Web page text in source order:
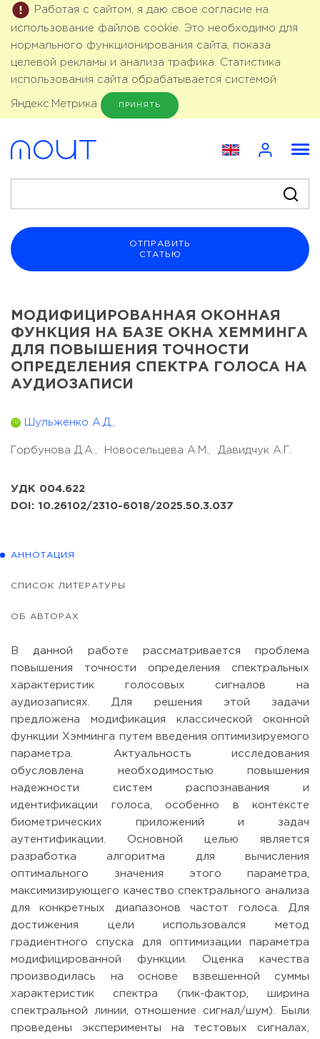
Работая с сайтом, я даю свое согласие на
использование файлов cookie. Это необходимо для
нормального функционирования сайта, показа
целевой рекламы и анализа трафика. Статистика
использования сайта обрабатывается системой
Яндекс.Метрика ПРИНЯТЬ
ОТПРАВИТЬ
СТАТЬЮ
МОДИФИЦИРОВАННАЯ ОКОННАЯ
ФУНКЦИЯ НА БАЗЕ ОКНА ХЕММИНГА
ДЛЯ ПОВЫШЕНИЯ ТОЧНОСТИ
ОПРЕДЕЛЕНИЯ СПЕКТРА ГОЛОСА НА
АУДИОЗАПИСИ
ID Шульженко А.Д.,
Горбунова Д.А., Новосельцева А.М., Давидчук А.Г.
УДК 004.622
DOI: 10.26102/2310-6018/2025.50.3.037
АННОТАЦИЯ
СПИСОК ЛИТЕРАТУРЫ
ОБ АВТОРАХ
В данной работе рассматривается проблема
повышения точности определения спектральных
характеристик голосовых сигналов на
аудиозаписях. Для решения этой задачи
предложена модификация классической оконной
функции Хэмминга путем введения оптимизируемого
параметра. Актуальность исследования
обусловлена необходимостью повышения
надежности систем распознавания и
идентификации голоса, особенно в контексте
биометрических приложений и задач
аутентификации. Основной целью является
разработка алгоритма для вычисления
оптимального значения этого параметра,
максимизирующего качество спектрального анализа
для конкретных диапазонов частот голоса. Для
достижения цели использовался метод
градиентного спуска для оптимизации параметра
модифицированной функции. Оценка качества
производилась на основе взвешенной суммы
характеристик спектра (пик-фактор, ширина
спектральной линии, отношение сигнал/шум). Были
проведены эксперименты на тестовых сигналах,